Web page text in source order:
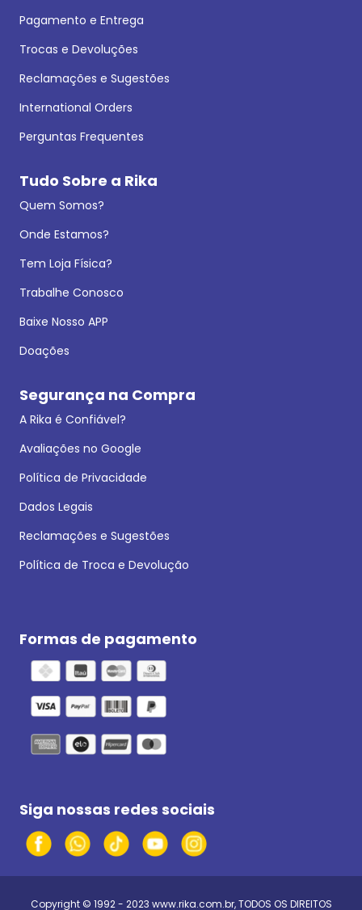
Pagamento e Entrega
Trocas e Devoluções
Reclamações e Sugestões
International Orders
Perguntas Frequentes
Tudo Sobre a Rika
Quem Somos?
Onde Estamos?
Tem Loja Física?
Trabalhe Conosco
Baixe Nosso APP
Doações
Segurança na Compra
A Rika é Confiável?
Avaliações no Google
Política de Privacidade
Dados Legais
Reclamações e Sugestões
Política de Troca e Devolução
Formas de pagamento
Siga nossas redes sociais
Copyright © 1992 - 2023 www.rika.com.br, TODOS OS DIREITOS